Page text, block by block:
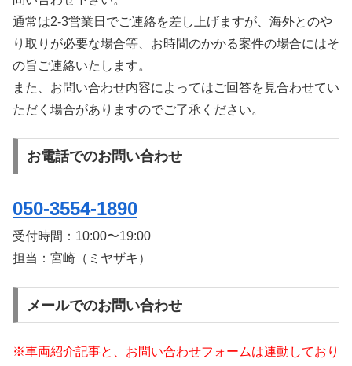
通常は2-3営業日でご連絡を差し上げますが、海外とのや
り取りが必要な場合等、お時間のかかる案件の場合にはそ
の旨ご連絡いたします。
また、お問い合わせ内容によってはご回答を見合わせてい
ただく場合がありますのでご了承ください。
お電話でのお問い合わせ
050-3554-1890
受付時間： 10:00〜19:00
担当：宮崎（ミヤザキ）
メールでのお問い合わせ
※車両紹介記事と、お問い合わせフォームは連動しており